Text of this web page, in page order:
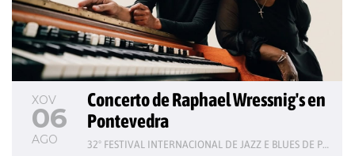
XOV
06
AGO
Concerto de Raphael Wressnig's en
Pontevedra
32º FESTIVAL INTERNACIONAL DE JAZZ E BLUES DE PONTEVEDRA